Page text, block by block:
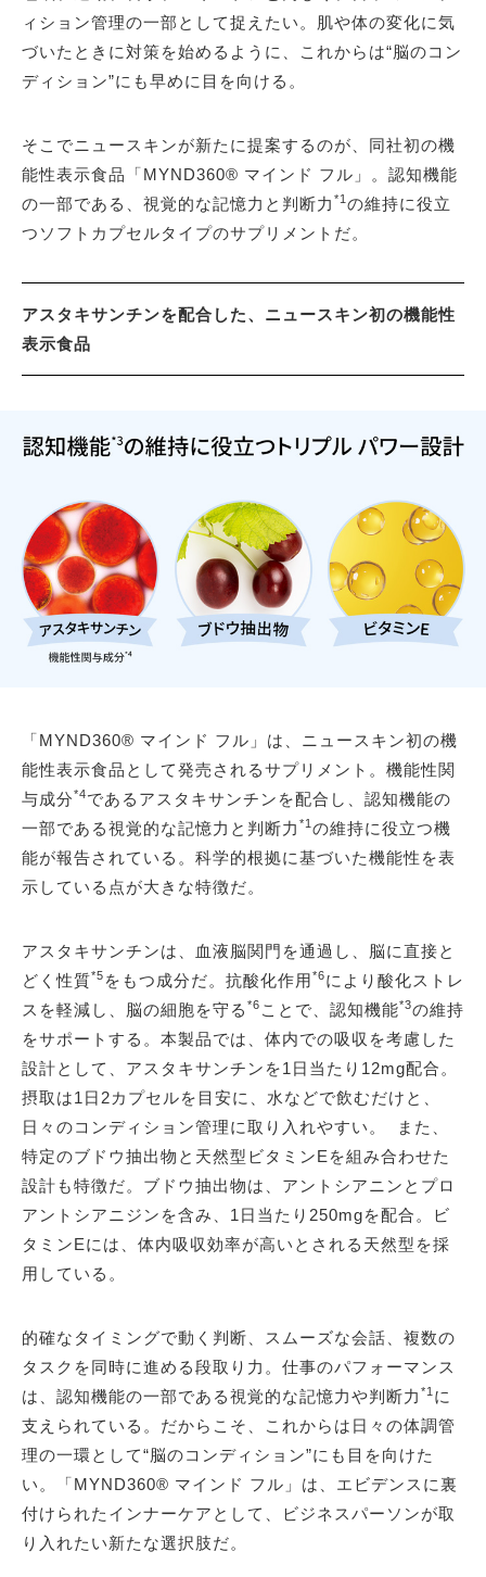
ィション管理の一部として捉えたい。肌や体の変化に気
づいたときに対策を始めるように、これからは“脳のコン
ディション”にも早めに目を向ける。
そこでニュースキンが新たに提案するのが、同社初の機
能性表示食品「MYND360® マインド フル」。認知機能
の一部である、視覚的な記憶力と判断力 *1の維持に役立
つソフトカプセルタイプのサプリメントだ。
アスタキサンチンを配合した、ニュースキン初の機能性
表示食品
「MYND360® マインド フル」は、ニュースキン初の機
能性表示食品として発売されるサプリメント。機能性関
与成分*4であるアスタキサンチンを配合し、認知機能の
一部である視覚的な記憶力と判断力 *1 の維持に役立つ機
能が報告されている。科学的根拠に基づいた機能性を表
示している点が大きな特徴だ。
アスタキサンチンは、血液脳関門を通過し、脳に直接と
どく性質*5 をもつ成分だ。抗酸化作用*6により酸化ストレ
スを軽減し、脳の細胞を守る *6 ことで、認知機能*3の維持
をサポートする。本製品では、体内での吸収を考慮した
設計として、アスタキサンチンを1日当たり12mg配合。
摂取は1日2カプセルを目安に、水などで飲むだけと、
日々のコンディション管理に取り入れやすい。 また、
特定のブドウ抽出物と天然型ビタミンEを組み合わせた
設計も特徴だ。ブドウ抽出物は、アントシアニンとプロ
アントシアニジンを含み、1日当たり250mgを配合。ビ
タミンEには、体内吸収効率が高いとされる天然型を採
用している。
的確なタイミングで動く判断、スムーズな会話、複数の
タスクを同時に進める段取り力。仕事のパフォーマンス
は、認知機能の一部である視覚的な記憶力や判断力 *1 に
支えられている。だからこそ、これからは日々の体調管
理の一環として“脳のコンディション”にも目を向けた
い。「MYND360® マインド フル」は、エビデンスに裏
付けられたインナーケアとして、ビジネスパーソンが取
り入れたい新たな選択肢だ。